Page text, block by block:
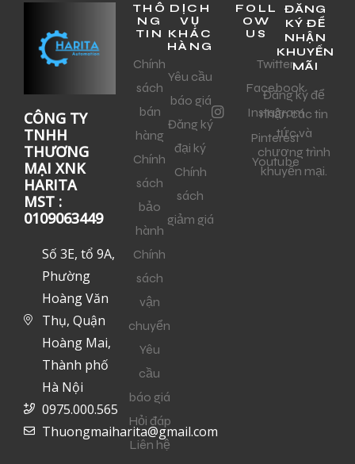
CÔNG TY
TNHH
THƯƠNG
MẠI XNK
HARITA
MST :
0109063449
Số 3E, tổ 9A,
Phường
Hoàng Văn
Thụ, Quận
Hoàng Mai,
Thành phố
Hà Nội
0975.000.565
Thuongmaiharita@gmail.com
THÔ
NG
TIN
Chính
sách
bán
hàng
Chính
sách
bảo
hành
Chính
sách
vận
chuyển
Yêu
cầu
báo giá
Hỏi đáp
Liên hệ
DỊCH
VỤ
KHÁC
HÀNG
Yêu cầu
báo giá
Đăng ký
đại ký
Chính
sách
giảm giá
FOLL
OW
US
Twitter
Facebook
Instagram
Pinterest
Youtube
ĐĂNG
KÝ ĐỂ
NHẬN
KHUYẾN
MÃI
Đăng ký để
nhận các tin
tức và
chương trình
khuyến mại.